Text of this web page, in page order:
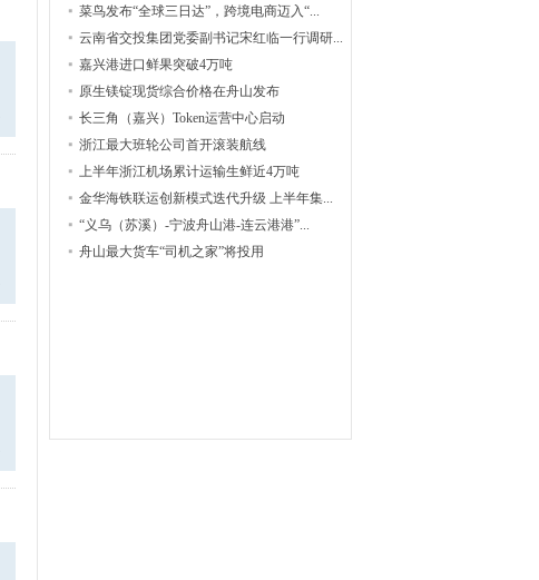
菜鸟发布“全球三日达”，跨境电商迈入“...
云南省交投集团党委副书记宋红临一行调研...
嘉兴港进口鲜果突破4万吨
原生镁锭现货综合价格在舟山发布
长三角（嘉兴）Token运营中心启动
浙江最大班轮公司首开滚装航线
上半年浙江机场累计运输生鲜近4万吨
金华海铁联运创新模式迭代升级 上半年集...
“义乌（苏溪）-宁波舟山港-连云港港”...
舟山最大货车“司机之家”将投用